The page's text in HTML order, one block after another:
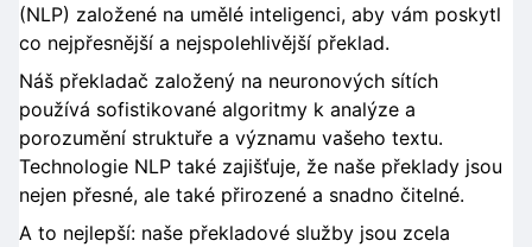
(NLP) založené na umělé inteligenci, aby vám poskytl
co nejpřesnější a nejspolehlivější překlad.
Náš překladač založený na neuronových sítích
používá sofistikované algoritmy k analýze a
porozumění struktuře a významu vašeho textu.
Technologie NLP také zajišťuje, že naše překlady jsou
nejen přesné, ale také přirozené a snadno čitelné.
A to nejlepší: naše překladové služby jsou zcela